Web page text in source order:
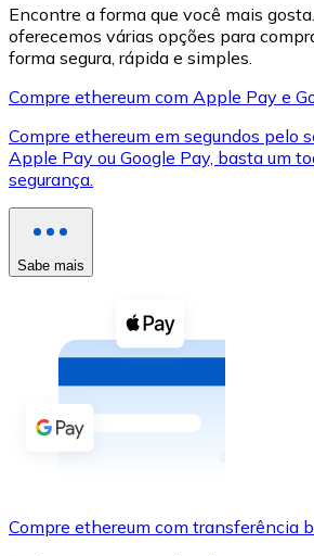
XRP
XRP
Ver tudo
Cupons cripto
Compre criptomoedas com
Comprar com dinheiro
Transferência SEPA
Encontre a forma que você mais
oferecemos várias opções para
forma segura, rápida e simples.
Compre ethereum com Apple Pay e
Compre ethereum em segundos pelo
Apple Pay ou Google Pay, basta um
segurança.
Sabe mais
Compre ethereum com transferência